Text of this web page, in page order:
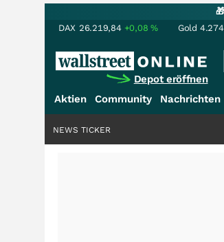
DAX 26.219,84 +0,08% Gold
Depot eröffnen
Aktien Community Nachrichten
NEWS TICKER